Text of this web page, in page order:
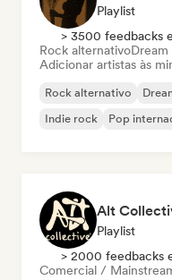
Playlist
> 3500 feedbacks
Rock alternativoDream
Adicionar artistas às
Rock alternativo
Indie rock
Pop
Alt
Playlist
> 2000 feedbacks
Comercial /